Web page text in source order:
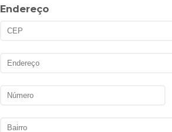
Endereço